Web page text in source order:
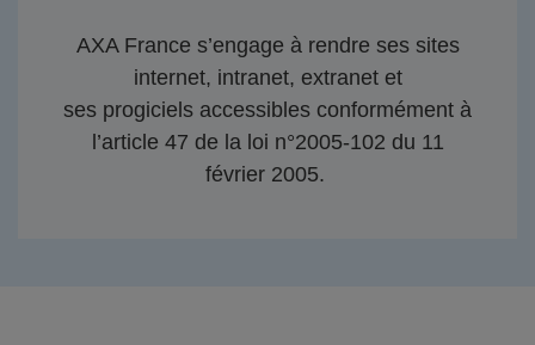
AXA France s’engage à rendre ses sites
internet, intranet, extranet et
ses progiciels accessibles conformément à
l’article 47 de la loi n°2005-102 du 11
février 2005.